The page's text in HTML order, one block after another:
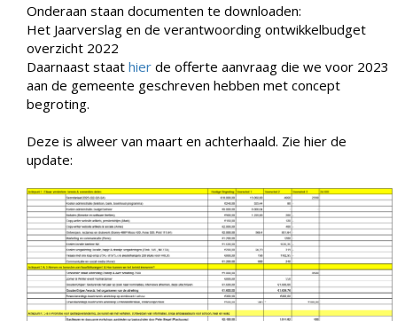
Onderaan staan documenten te downloaden:
Het Jaarverslag en de verantwoording ontwikkelbudget
overzicht 2022
Daarnaast staat hier de offerte aanvraag die we voor 2023
aan de gemeente geschreven hebben met concept
begroting.
Deze is alweer van maart en achterhaald. Zie hier de
update: